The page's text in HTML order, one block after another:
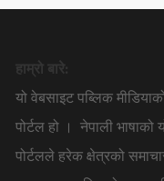
हाम्रो बारे:
यो वेबसाइट पब्लिक
पोर्टल हो । नेपाली
पोर्टलले हरेक क्षेत्रको